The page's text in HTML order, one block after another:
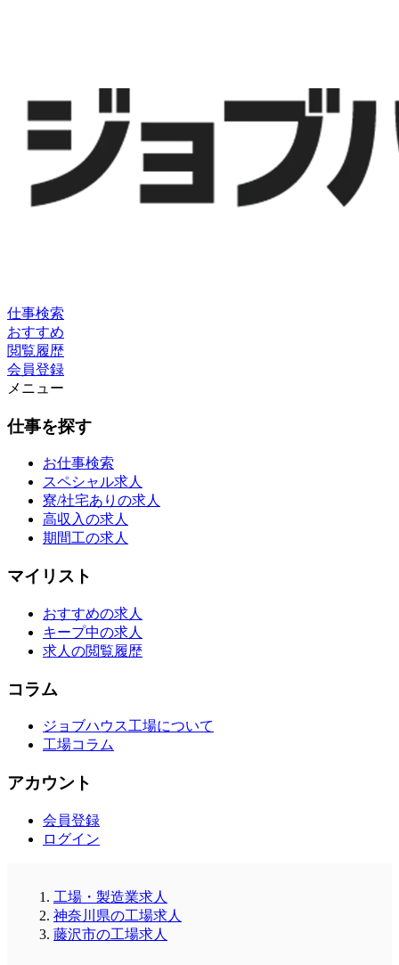
仕事検索
おすすめ
閲覧履歴
会員登録
メニュー
仕事を探す
お仕事検索
スペシャル求人
寮/社宅ありの求人
高収入の求人
期間工の求人
マイリスト
おすすめの求人
キープ中の求人
求人の閲覧履歴
コラム
ジョブハウス工場について
工場コラム
アカウント
会員登録
ログイン
工場・製造業求人
神奈川県の工場求人
藤沢市の工場求人